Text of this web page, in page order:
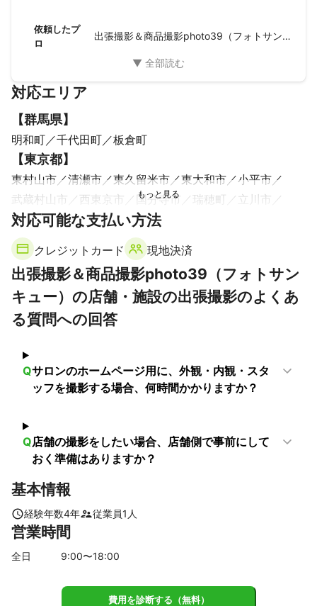
依頼したプ
ロ
出張撮影＆商品撮影photo39（フォトサンキュー）
対応エリア
【群馬県】
明和町 千代田町 板倉町
【東京都】
東村山市 清瀬市 東久留米市 東大和市
小平市
武蔵村山市
西東京市 国分寺市 瑞穂町
立川市
小金井市
国立市 武蔵野市
羽村市
三鷹市
板橋区
多摩市 稲城市 中野区
八王子市
あきる野市 日の出町 世田谷区
豊島区
北区
新宿区 渋谷区 文京区 目黒区
町田市
千代田区
荒川区 足立区
奥多摩町
【千葉県】
流山市 野田市 松戸市 市川市 浦安市
鎌ケ谷市
【山梨県】
上野原市 小菅村
所沢市 三芳町
富士見市
志木市 川越市
鶴ヶ島市
戸田市
さいたま市
上尾市
ときがわ町
白岡市 草加市 鴻巣市
対応可能な支払い方法
クレジットカード 現地決済
出張撮影＆商品撮影photo39（フォトサン
キュー）の店舗・施設の出張撮影のよくあ
る質問への回答
Qサロンのホームページ用に、外観・内観・スタ
ッフを撮影する場合、何時間かかりますか？
Q店舗の撮影をしたい場合、店舗側で事前にして
おく準備はありますか？
基本情報
経験年数4年 従業員1 人
営業時間
全日 9:00〜18:00
費用を診断する（無料）